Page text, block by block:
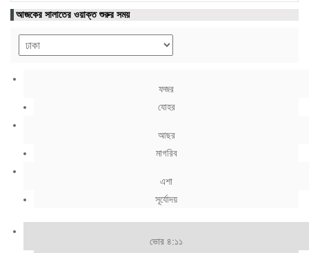
আজকের সালাতের ওয়াক্ত শুরুর সময়
ফজর
যোহর
আছর
মাগরিব
এশা
সূর্যোদয়
ভোর ৪:১১